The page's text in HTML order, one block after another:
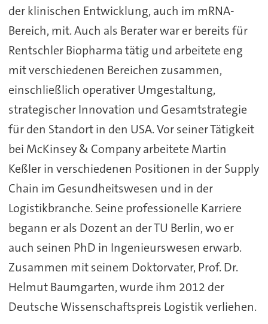
der klinischen Entwicklung, auch im mRNA-
Bereich, mit. Auch als Berater war er bereits für
Rentschler Biopharma tätig und arbeitete eng
mit verschiedenen Bereichen zusammen,
einschließlich operativer Umgestaltung,
strategischer Innovation und Gesamtstrategie
für den Standort in den USA. Vor seiner Tätigkeit
bei McKinsey & Company arbeitete Martin
Keßler in verschiedenen Positionen in der Supply
Chain im Gesundheitswesen und in der
Logistikbranche. Seine professionelle Karriere
begann er als Dozent an der TU Berlin, wo er
auch seinen PhD in Ingenieurswesen erwarb.
Zusammen mit seinem Doktorvater, Prof. Dr.
Helmut Baumgarten, wurde ihm 2012 der
Deutsche Wissenschaftspreis Logistik verliehen.